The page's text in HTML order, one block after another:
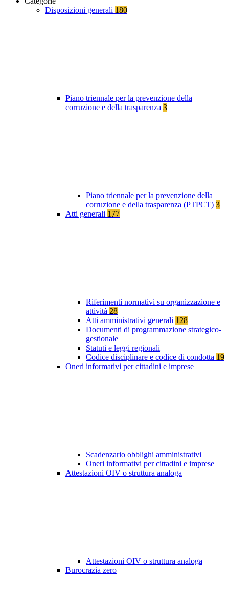
Disposizioni generali 180
Piano triennale per la prevenzione della
corruzione e della trasparenza 3
Piano triennale per la prevenzione della
corruzione e della trasparenza (PTPCT) 3
Atti generali 177
Riferimenti normativi su organizzazione e
attività 28
Atti amministrativi generali 128
Documenti di programmazione strategico-
gestionale
Statuti e leggi regionali
Codice disciplinare e codice di condotta 19
Oneri informativi per cittadini e imprese
Scadenzario obblighi amministrativi
Oneri informativi per cittadini e imprese
Attestazioni OIV o struttura analoga
Attestazioni OIV o struttura analoga
Burocrazia zero